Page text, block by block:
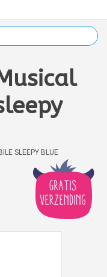
SLEEPY BLUE